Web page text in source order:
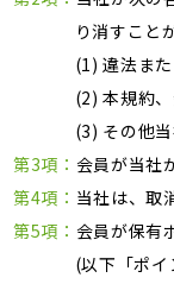
り消すこと
(1) 違法ま
(2) 本規約
(3) その他
第3項： 会員が当社
第4項： 当社は、取
第5項： 会員が保有
(以下「ポイ